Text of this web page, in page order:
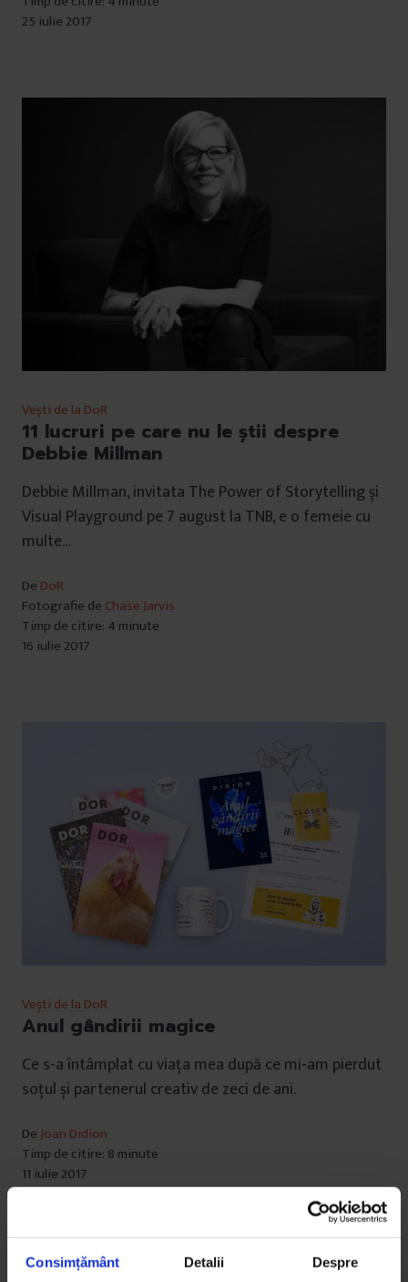
Consimțământ Detalii Despre
25 iulie 2017
Vești de la DoR
11 lucruri pe care nu le știi despre
Debbie Millman
Debbie Millman, invitata The Power of Storytelling și
Visual Playground pe 7 august la TNB, e o femeie cu
multe…
De DoR
Fotografie de Chase Jarvis
Timp de citire: 4 minute
16 iulie 2017
Vești de la DoR
Anul gândirii magice
Ce s-a întâmplat cu viața mea după ce mi-am pierdut
soțul și partenerul creativ de zeci de ani.
DeJoan Didion
Timp de citire: 8 minute
11 iulie 2017